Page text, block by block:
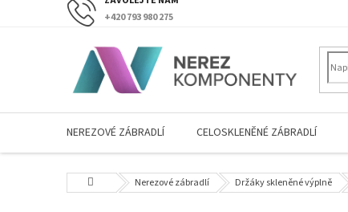
+420 793 980 275
NEREZOVÉ ZÁBRADLÍ CELOSKLENĚNÉ ZÁBRADLÍ
Domů Nerezové zábradlí Držáky skleněné výplně